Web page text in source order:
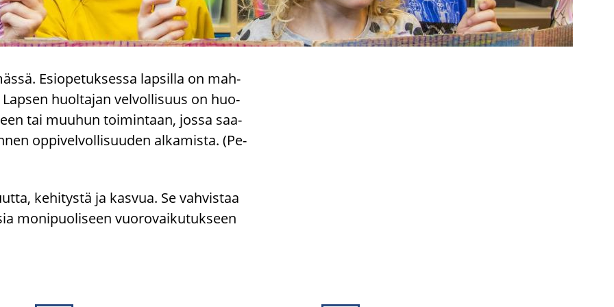
Esio­pe­tuk­ses­sa lap­sil­la on mah­
huol­ta­jan vel­vol­li­suus on huo­
tai muu­hun toi­min­taan, jossa saa­
op­pi­vel­vol­li­suu­den al­ka­mis­ta. (Pe­
ke­hi­tys­tä ja kas­vua. Se vah­vis­taa
mo­ni­puo­li­seen vuo­ro­vai­ku­tuk­seen